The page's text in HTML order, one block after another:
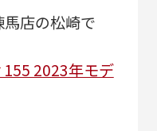
店の松崎で
155 2023年モデ